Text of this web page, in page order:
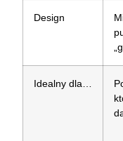
Design
Idealny dla…